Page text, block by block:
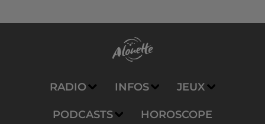
RADIO INFOS JEUX
PODCASTS HOROSCOPE